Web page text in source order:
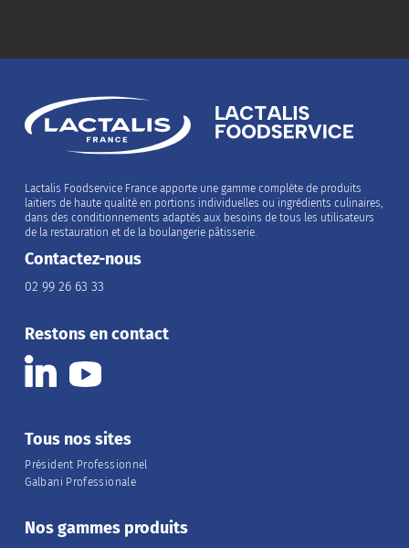
Lactalis Foodservice France apporte une gamme complète de produits
laitiers de haute qualité en portions individuelles ou ingrédients culinaires,
dans des conditionnements adaptés aux besoins de tous les utilisateurs
de la restauration et de la boulangerie pâtisserie.
Contactez-nous
02 99 26 63 33
Restons en contact
Tous nos sites
Président Professionnel
Galbani Professionale
Nos gammes produits